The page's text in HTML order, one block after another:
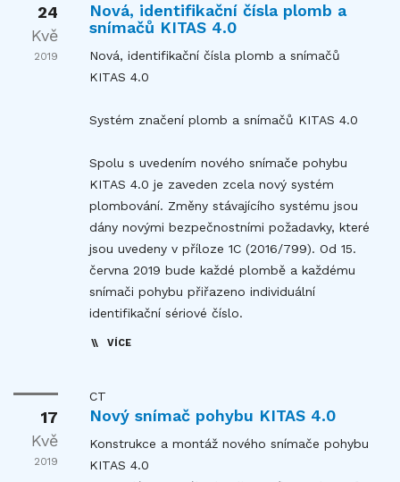
24
Kvě
2019
Nová, identifikační čísla plomb a
snímačů KITAS 4.0
Nová, identifikační čísla plomb a snímačů
KITAS 4.0
Systém značení plomb a snímačů KITAS 4.0
Spolu s uvedením nového snímače pohybu
KITAS 4.0 je zaveden zcela nový systém
plombování. Změny stávajícího systému jsou
dány novými bezpečnostními požadavky, které
jsou uvedeny v příloze 1C (2016/799). Od 15.
června 2019 bude každé plombě a každému
snímači pohybu přiřazeno individuální
identifikační sériové číslo.
VÍCE
17
Kvě
2019
CT
Nový snímač pohybu KITAS 4.0
Konstrukce a montáž nového snímače pohybu
KITAS 4.0